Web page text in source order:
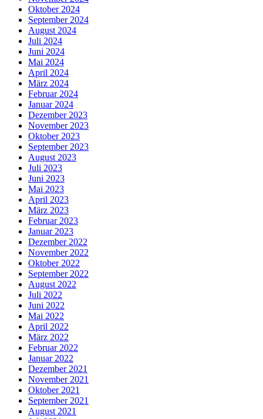
Oktober 2024
September 2024
August 2024
Juli 2024
Juni 2024
Mai 2024
April 2024
März 2024
Februar 2024
Januar 2024
Dezember 2023
November 2023
Oktober 2023
September 2023
August 2023
Juli 2023
Juni 2023
Mai 2023
April 2023
März 2023
Februar 2023
Januar 2023
Dezember 2022
November 2022
Oktober 2022
September 2022
August 2022
Juli 2022
Juni 2022
Mai 2022
April 2022
März 2022
Februar 2022
Januar 2022
Dezember 2021
November 2021
Oktober 2021
September 2021
August 2021